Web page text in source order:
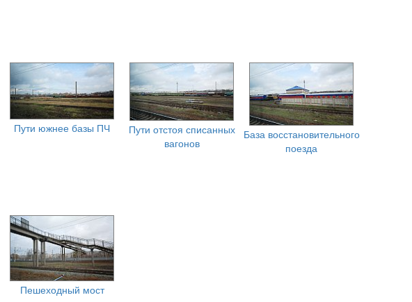
Пути южнее базы ПЧ
Пути отстоя списанных
вагонов
База восстановительного
поезда
Пешеходный мост